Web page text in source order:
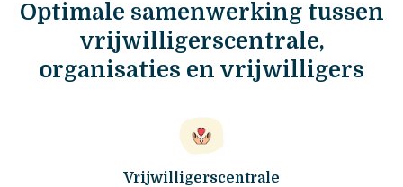
Optimale samenwerking tussen
vrijwilligerscentrale,
organisaties en vrijwilligers
Vrijwilligerscentrale